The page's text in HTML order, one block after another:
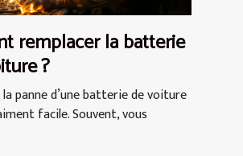
remplacer la batterie
?
panne d’une batterie de voiture
facile. Souvent, vous